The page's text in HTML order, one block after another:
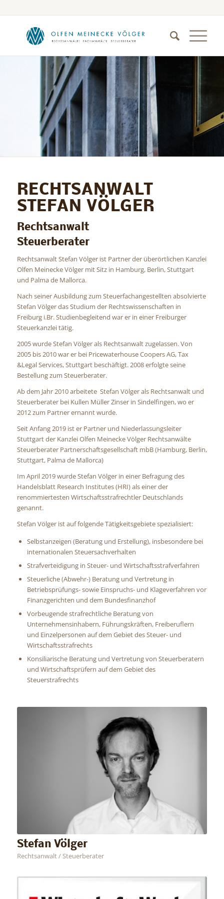
RECHTSANWALT
STEFAN VÖLGER
Rechtsanwalt
Steuerberater
Rechtsanwalt Stefan Völger ist Partner der überörtlichen Kanzlei
Olfen Meinecke Völger mit Sitz in Hamburg, Berlin, Stuttgart
und Palma de Mallorca.
Nach seiner Ausbildung zum Steuerfachangestellten absolvierte
Stefan Völger das Studium der Rechtswissenschaften in
Freiburg i.Br. Studienbegleitend war er in einer Freiburger
Steuerkanzlei tätig.
2005 wurde Stefan Völger als Rechtsanwalt zugelassen. Von
2005 bis 2010 war er bei Pricewaterhouse Coopers AG, Tax
&Legal Services, Stuttgart beschäftigt. 2008 erfolgte seine
Bestellung zum Steuerberater.
Ab dem Jahr 2010 arbeitete Stefan Völger als Rechtsanwalt und
Steuerberater bei Kullen Müller Zinser in Sindelfingen, wo er
2012 zum Partner ernannt wurde.
Seit Anfang 2019 ist er Partner und Niederlassungsleiter
Stuttgart der Kanzlei Olfen Meinecke Völger Rechtsanwälte
Steuerberater Partnerschaftsgesellschaft mbB (Hamburg, Berlin,
Stuttgart, Palma de Mallorca)
Im April 2019 wurde Stefan Völger in einer Befragung des
Handelsblatt Research Institutes (HRI) als einer der
renommiertesten Wirtschaftsstrafrechtler Deutschlands
genannt.
Stefan Völger ist auf folgende Tätigkeitsgebiete spezialisiert:
Selbstanzeigen (Beratung und Erstellung), insbesondere bei
internationalen Steuersachverhalten
Strafverteidigung in Steuer- und Wirtschaftsstrafverfahren
Steuerliche (Abwehr-) Beratung und Vertretung in
Betriebsprüfungs- sowie Einspruchs- und Klageverfahren vor
Finanzgerichten und dem Bundesfinanzhof
Vorbeugende strafrechtliche Beratung von
Unternehmensinhabern, Führungskräften, Freiberuflern
und Einzelpersonen auf dem Gebiet des Steuer- und
Wirtschaftsstrafrechts
Konsiliarische Beratung und Vertretung von Steuerberatern
und Wirtschaftsprüfern auf dem Gebiet des
Steuerstrafrechts
Stefan Völger
Rechtsanwalt / Steuerberater